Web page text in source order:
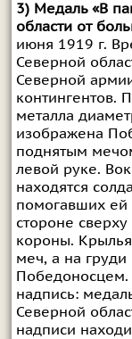
3) Медаль «В
области от
июня 1919 г.
Северной
Северной
контингентов.
металла
изображена
поднятым
левой руке.
находятся
помогавших
стороне
короны.
меч, а на
надпись:
Северной
надписи